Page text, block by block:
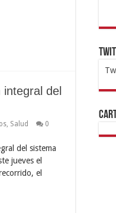
integral del
Salud
0
del sistema
jueves el
el